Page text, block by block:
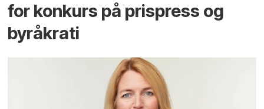
for konkurs på prispress og
byråkrati